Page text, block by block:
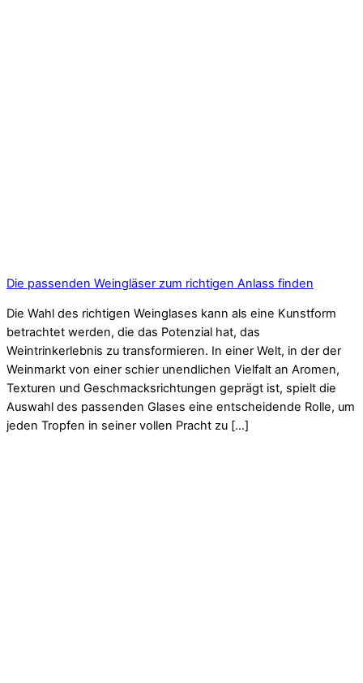
Die passenden Weingläser zum richtigen Anlass finden
Die Wahl des richtigen Weinglases kann als eine Kunstform
betrachtet werden, die das Potenzial hat, das
Weintrinkerlebnis zu transformieren. In einer Welt, in der der
Weinmarkt von einer schier unendlichen Vielfalt an Aromen,
Texturen und Geschmacksrichtungen geprägt ist, spielt die
Auswahl des passenden Glases eine entscheidende Rolle, um
jeden Tropfen in seiner vollen Pracht zu […]